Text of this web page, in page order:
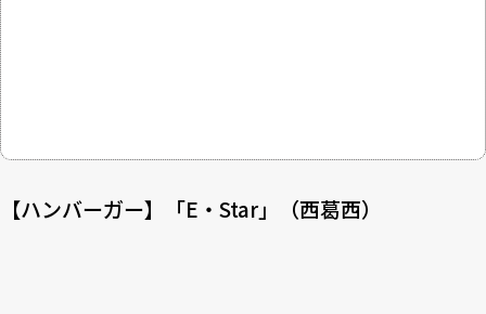
【ハンバーガー】「E・Star」（西葛西）